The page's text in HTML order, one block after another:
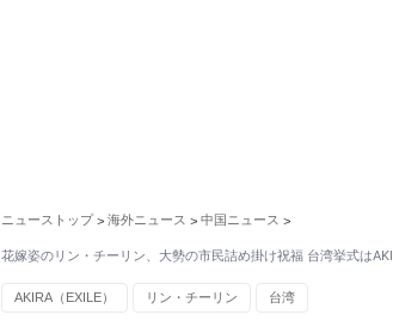
ニューストップ > 海外ニュース > 中国ニュース >
花嫁姿のリン・チーリン、大勢の市民詰め掛け祝福 台湾挙式は
AKIRA（EXILE） リン・チーリン 台湾